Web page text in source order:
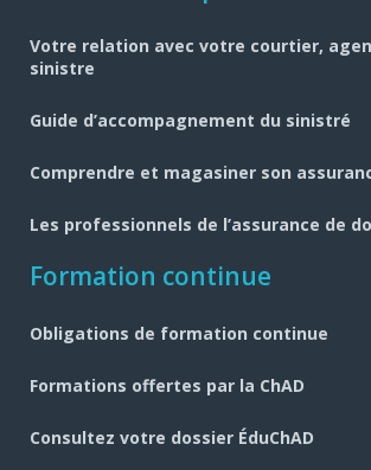
pied
de
page
Votre relation avec votre courtier,
sinistre
Guide d’accompagnement du sinistré
Comprendre et magasiner son
Les professionnels de l’assurance de
Formation continue
Obligations de formation continue
Formations offertes par la ChAD
Consultez votre dossier ÉduChAD